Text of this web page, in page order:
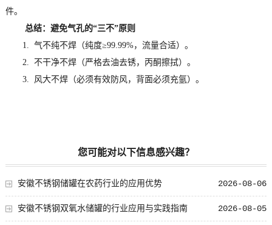
件。
总结：避免气孔的“三不”原则
1. 气不纯不焊（纯度≥99.99%，流量合适）。
2. 不干净不焊（严格去油去锈，丙酮擦拭）。
3. 风大不焊（必须有效防风，背面必须充氩）。
您可能对以下信息感兴趣？
2026-08-06
安徽不锈钢储罐在农药行业的应用优势
2026-08-05
安徽不锈钢双氧水储罐的行业应用与实践指南